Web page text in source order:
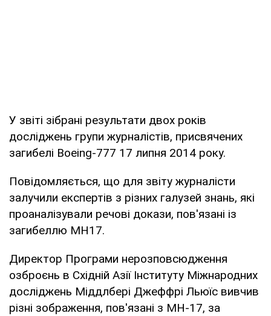
У звіті зібрані результати двох років
досліджень групи журналістів, присвячених
загибелі Boeing-777 17 липня 2014 року.
Повідомляється, що для звіту журналісти
залучили експертів з різних галузей знань, які
проаналізували речові докази, пов'язані із
загибеллю MH17.
Директор Програми нерозповсюдження
озброєнь в Східній Азії Інституту Міжнародних
досліджень Міддлбері Джеффрі Льюїс вивчив
різні зображення, пов'язані з MH-17, за